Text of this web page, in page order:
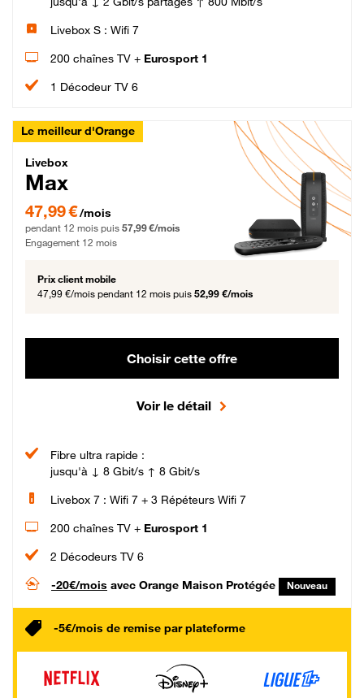
Livebox S : Wifi 7
200 chaînes TV + Eurosport 1
1 Décodeur TV 6
Le meilleur d'Orange
Livebox Max Fibre
Livebox
Max
47,99 € par mois pendant 12 mois puis 57,99 € par mois, Engagement 12 mois
47,99 €/mois
pendant 12 mois puis 57,99 €/mois
Engagement 12 mois
Prix client mobile
47,99 €/mois pendant 12 mois puis 52,99 €/mois
Choisir cette offre
Voir le détail
Fibre ultra rapide :
jusqu'à ↓ 8 Gbit/s ↑ 8 Gbit/s
Livebox 7 : Wifi 7 + 3 Répéteurs Wifi 7
200 chaînes TV + Eurosport 1
2 Décodeurs TV 6
-20€/mois avec Orange Maison Protégée Nouveau
-5€/mois de remise par plateforme